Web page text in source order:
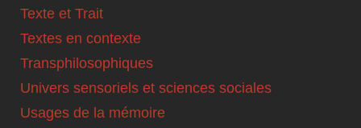
Texte et Trait
Textes en contexte
Transphilosophiques
Univers sensoriels et sciences sociales
Usages de la mémoire